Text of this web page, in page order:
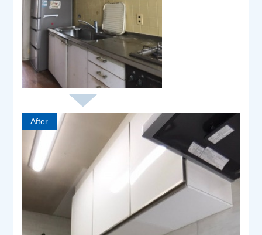
After